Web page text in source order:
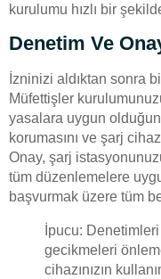
kurulumu hızlı bir
Denetim Ve
İzninizi aldıktan sonra
Müfettişler
yasalara uygun
korumasını ve şarj
Onay, şarj
tüm düzenlemelere
başvurmak üzere tüm
İpucu:
gecikmeleri
cihazınızın